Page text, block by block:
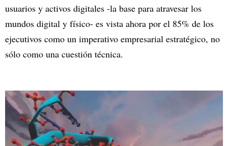
usuarios y activos digitales -la base para atravesar los
mundos digital y físico- es vista ahora por el 85% de los
ejecutivos como un imperativo empresarial estratégico, no
sólo como una cuestión técnica.